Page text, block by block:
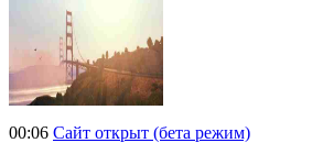
00:06 Сайт открыт (бета режим)